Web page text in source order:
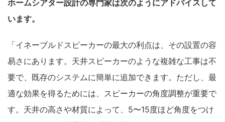
ホームシアター設計の専門家は次のようにアドバイスして
います。
「イネーブルドスピーカーの最大の利点は、その設置の容
易さにあります。天井スピーカーのような複雑な工事は不
要で、既存のシステムに簡単に追加できます。ただし、最
適な効果を得るためには、スピーカーの角度調整が重要で
す。天井の高さや材質によって、5〜15度ほど角度をつけ